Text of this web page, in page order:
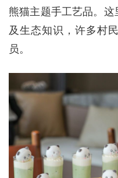
熊猫主题手工艺品。
及生态知识，许多村
员。